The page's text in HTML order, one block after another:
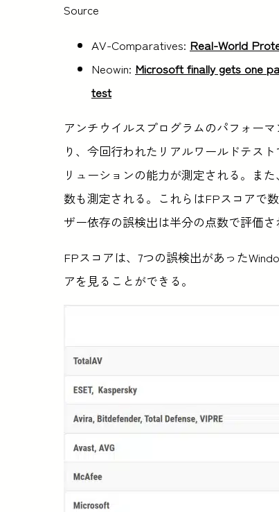
Source
AV-Comparatives: Real-World
Neowin: Microsoft finally gets one
test
アンチウイルスプログラムのパフォー
り、今回行われたリアルワールドテス
リューションの能力が測定される。ま
数も測定される。これらはFPスコアで
ザー依存の誤検出は半分の点数で評価さ
FPスコアは、7つの誤検出があった
アを見ることができる。